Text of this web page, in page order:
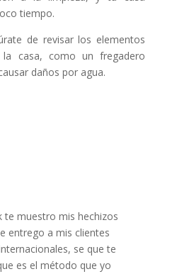
tiempo.
de revisar los elementos
casa, como un fregadero
daños por agua.
te muestro mis hechizos
entrego a mis clientes
se que te
es el método que yo